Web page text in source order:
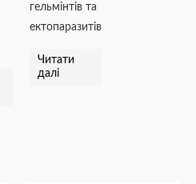
гельмінтів та
ектопаразитів
Читати
далі